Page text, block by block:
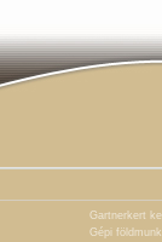
Gartnerkert
Gépi